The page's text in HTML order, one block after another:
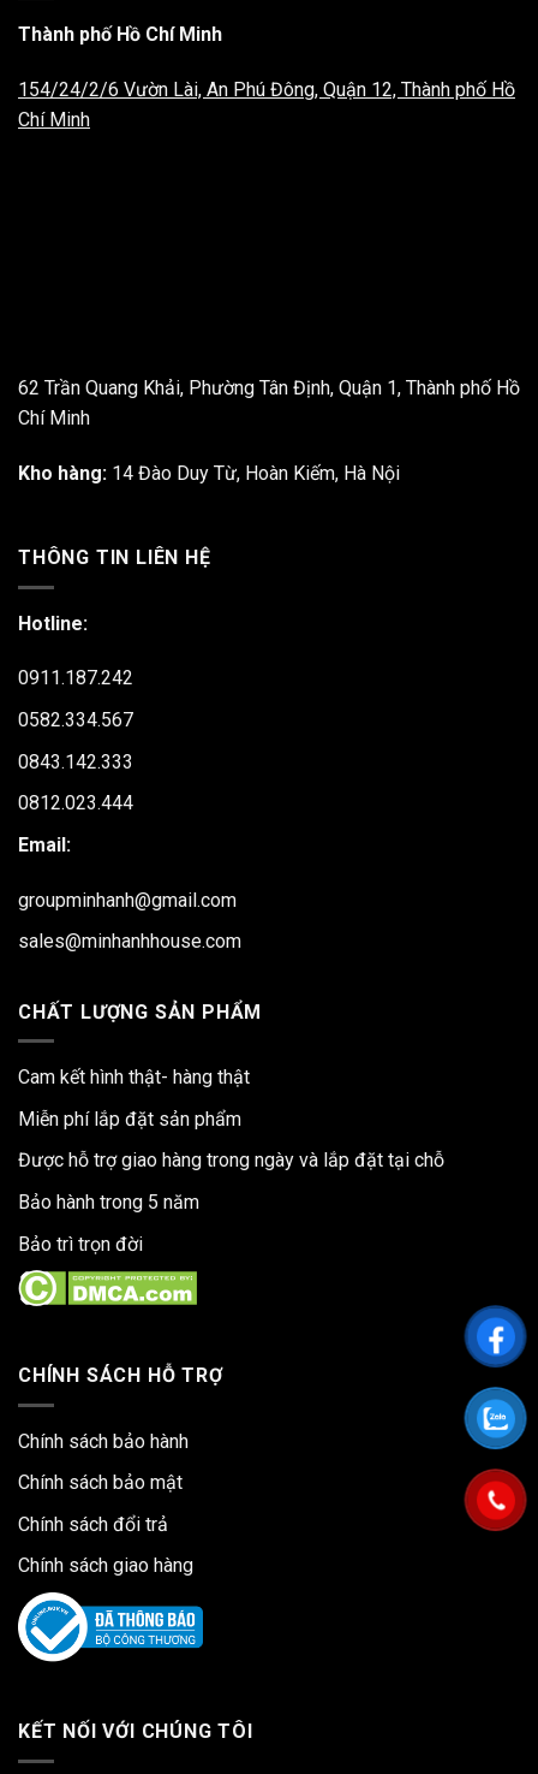
Thành phố Hồ Chí Minh
154/24/2/6 Vườn Lài, An Phú Đông, Quận 12, Thành phố Hồ
Chí Minh
62 Trần Quang Khải, Phường Tân Định, Quận 1, Thành phố Hồ
Chí Minh
Kho hàng: 14 Đào Duy Từ, Hoàn Kiếm, Hà Nội
THÔNG TIN LIÊN HỆ
Hotline:
0911.187.242
0582.334.567
0843.142.333
0812.023.444
Email:
groupminhanh@gmail.com
sales@minhanhhouse.com
CHẤT LƯỢNG SẢN PHẨM
Cam kết hình thật- hàng thật
Miễn phí lắp đặt sản phẩm
Được hỗ trợ giao hàng trong ngày và lắp đặt tại chỗ
Bảo hành trong 5 năm
Bảo trì trọn đời
CHÍNH SÁCH HỖ TRỢ
Chính sách bảo hành
Chính sách bảo mật
Chính sách đổi trả
Chính sách giao hàng
KẾT NỐI VỚI CHÚNG TÔI